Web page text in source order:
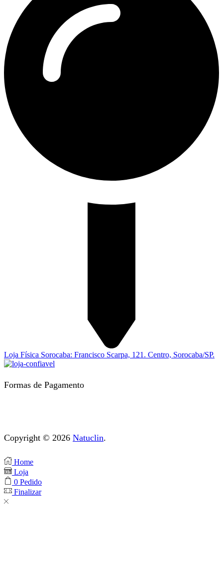
Loja Física Sorocaba: Francisco Scarpa, 121. Centro, Sorocaba/SP.
Formas de Pagamento
Copyright © 2026 Natuclin.
Home
Loja
0 Pedido
Finalizar